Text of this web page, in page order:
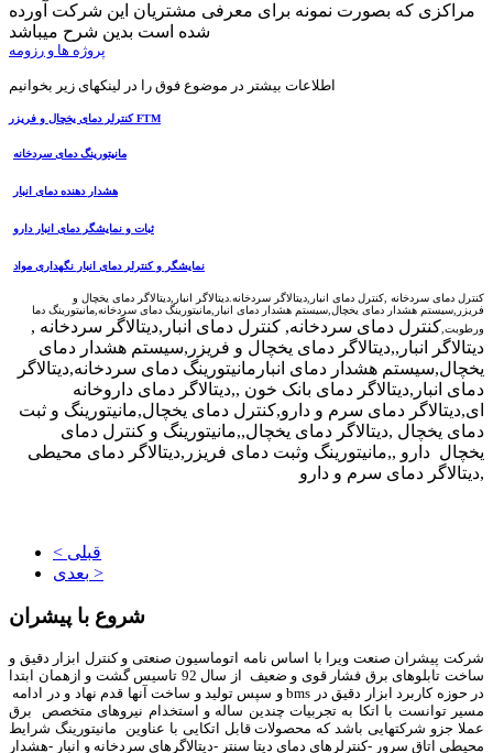
مراکزی که بصورت نمونه برای معرفی مشتریان این شرکت آورده
شده است بدین شرح میباشد
پروژه ها و رزومه
اطلاعات بیشتر در موضوع فوق را در لینکهای زیر بخوانیم
کنترلر دمای یخچال و فریزر FTM
مانیتورینگ دمای سردخانه
هشدار دهنده دمای انبار
ثبات و نمایشگر دمای انبار دارو
نمایشگر و کنترلر دمای انبار نگهداری مواد
کنترل دمای سردخانه ,کنترل دمای انبار,دیتالاگر سردخانه.دیتالاگر انبار,دیتالاگر دمای یخچال و
فریزر,سیستم هشدار دمای یخچال,سیستم هشدار دمای انبار,مانیتورینگ دمای سردخانه,مانیتورینگ دما
ورطوبت,کنترل دمای سردخانه, کنترل دمای انبار,دیتالاگر سردخانه ,
دیتالاگر انبار,,دیتالاگر دمای یخچال و فریزر,سیستم هشدار دمای
یخچال,سیستم هشدار دمای انبارمانیتورینگ دمای سردخانه,دیتالاگر
دمای انبار,دیتالاگر دمای بانک خون ,,دیتالاگر دمای داروخانه
ای,دیتالاگر دمای سرم و دارو,کنترل دمای یخچال,مانیتورینگ و ثبت
دمای یخچال ,دیتالاگر دمای یخچال,,مانیتورینگ و کنترل دمای
یخچال دارو ,,مانیتورینگ وثبت دمای فریزر,دیتالاگر دمای محیطی
,دیتالاگر دمای سرم و دارو
< قبلی
بعدی >
شروع با پیشران
شرکت پیشران صنعت ویرا با اساس نامه اتوماسیون صنعتی و کنترل ابزار دقیق و
ساخت تابلوهای برق فشار قوی و ضعیف از سال 92 تاسیس گشت و ازهمان ابتدا
در حوزه کاربرد ابزار دقیق در bms و سپس تولید و ساخت آنها قدم نهاد و در ادامه
مسیر توانست با اتکا به تجربیات چندین ساله و استخدام نیروهای متخصص برق
عملا جزو شرکتهایی باشد که محصولات قابل اتکایی با عناوین مانیتورینگ شرایط
محیطی اتاق سرور -کنترلرهای دمای دیتا سنتر -دیتالاگرهای سردخانه و انبار -هشدار